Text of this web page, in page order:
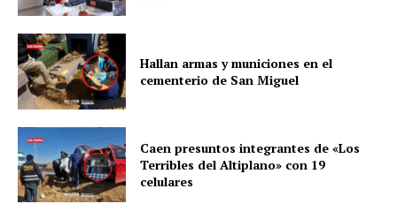
Hallan armas y municiones en el
cementerio de San Miguel
Caen presuntos integrantes de «Los
Terribles del Altiplano» con 19
celulares